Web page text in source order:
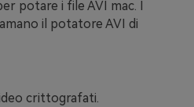
potare i file AVI mac. I
il potatore AVI di
crittografati.